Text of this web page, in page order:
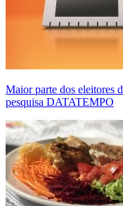
Maior parte dos eleitores
pesquisa DATATEMPO